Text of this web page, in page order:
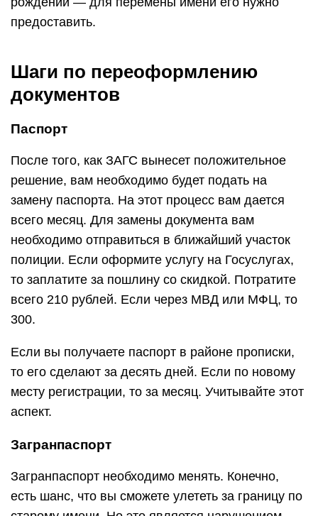
предоставить.
Шаги по переоформлению
документов
Паспорт
После того, как ЗАГС вынесет положительное
решение, вам необходимо будет подать на
замену паспорта. На этот процесс вам дается
всего месяц. Для замены документа вам
необходимо отправиться в ближайший участок
полиции. Если оформите услугу на Госуслугах,
то заплатите за пошлину со скидкой. Потратите
всего 210 рублей. Если через МВД или МФЦ, то
300.
Если вы получаете паспорт в районе прописки,
то его сделают за десять дней. Если по новому
месту регистрации, то за месяц. Учитывайте этот
аспект.
Загранпаспорт
Загранпаспорт необходимо менять. Конечно,
есть шанс, что вы сможете улететь за границу по